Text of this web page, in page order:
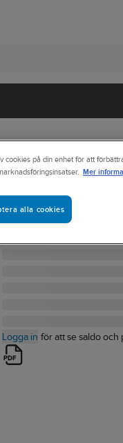
HEJCO
Kockrock Hejco
KEVIN KOCKROCK
Logga in för att se saldo och
cookies på din enhet för att
Mer
alla cookies